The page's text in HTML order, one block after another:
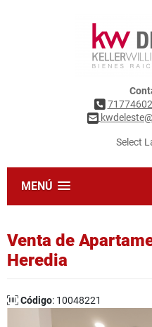
71774602
Select
MENÚ
Venta de
Heredia
Código: 10048221